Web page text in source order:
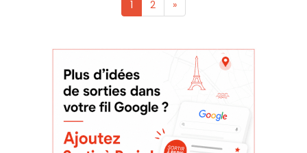
1 2 »